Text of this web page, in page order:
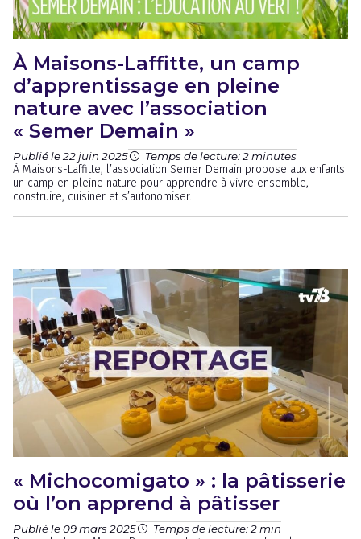
À Maisons-Laffitte, un camp
d’apprentissage en pleine
nature avec l’association
« Semer Demain »
Publié le 22 juin 2025 Temps de lecture: 2 minutes
À Maisons-Laffitte, l’association Semer Demain propose aux enfants
un camp en pleine nature pour apprendre à vivre ensemble,
construire, cuisiner et s’autonomiser.
« Michocomigato » : la pâtisserie
où l’on apprend à pâtisser
Publié le 09 mars 2025 Temps de lecture: 2 min